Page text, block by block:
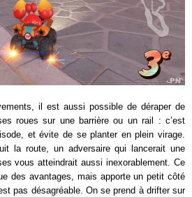
il est aussi possible de déraper de
roues sur une barrière ou un rail : c’est
et évite de se planter en plein virage.
la route, un adversaire qui lancerait une
vous atteindrait aussi inexorablement. Ce
des avantages, mais apporte un petit côté
pas désagréable. On se prend à drifter sur